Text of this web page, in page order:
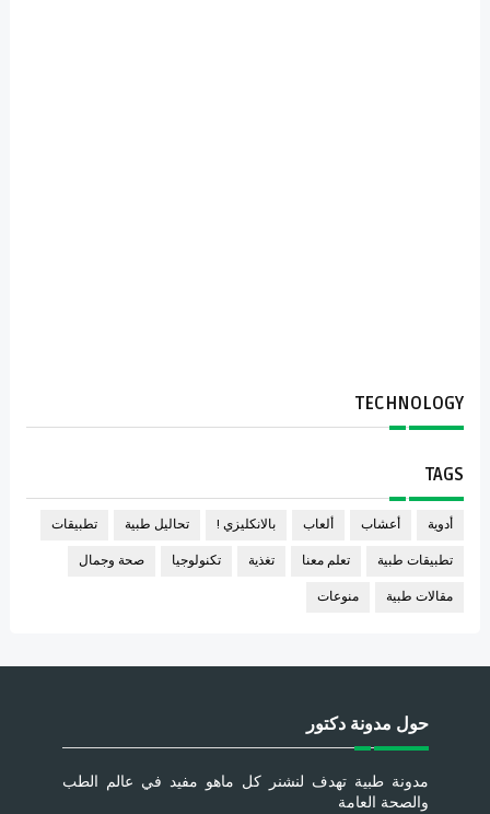
TECHNOLOGY
TAGS
أدوية أعشاب ألعاب بالانكليزي ! تحاليل طبية تطبيقات
تطبيقات طبية تعلم معنا تغذية تكنولوجيا صحة وجمال
مقالات طبية منوعات
حول مدونة دكتور
مدونة طبية تهدف لنشنر كل ماهو مفيد في عالم الطب
والصحة العامة